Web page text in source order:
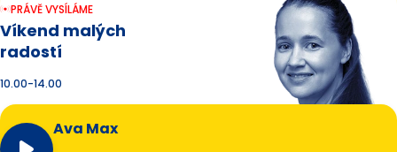
PRÁVĚ VYSÍLÁME
Víkend malých
radostí
10.00-14.00
Ava Max